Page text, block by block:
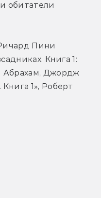
обитатели
Пини
Книга 1:
Абрахам, Джордж
1», Роберт